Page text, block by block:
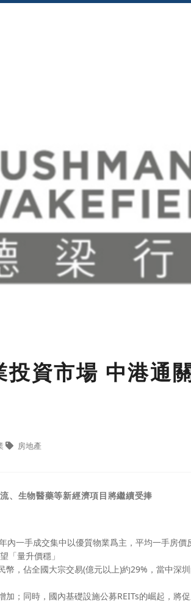
資市場 中港通
房地產
、生物醫藥等新經濟項目將繼續受捧
一手成交集中以優質物業爲主，平均一手房價
「量升價穩」
，佔全國大宗交易(億元以上)約29%，當中深
；同時，國內基礎設施公募REITs的崛起，將